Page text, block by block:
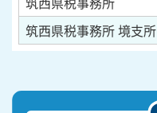
筑西県税事務所 境支所